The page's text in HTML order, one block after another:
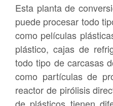
Esta planta de
puede procesar todo
como películas
plástico, cajas de
todo tipo de carcasas
como partículas de
reactor de pirólisis
de plásticos tienen